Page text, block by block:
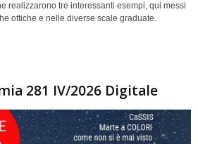
realizzarono tre interessanti esempi, qui messi
ottiche e nelle diverse scale graduate.
281 IV/2026 Digitale